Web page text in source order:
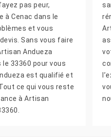
pas peur,
à Cenac dans le
et vous
Sans vous faire
Andueza
33360 pour vous
est qualifié et
ce qui vous reste
à Artisan